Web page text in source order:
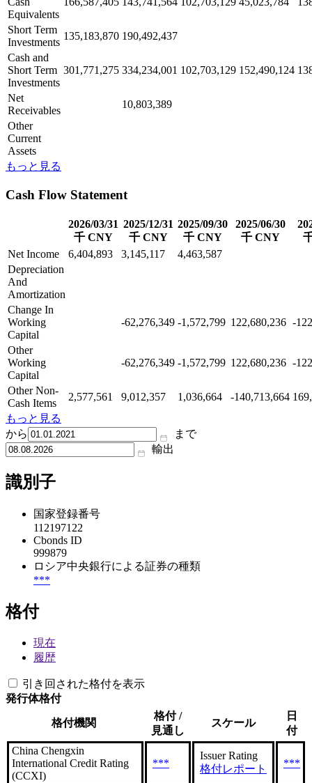
Equivalents
Short Term
Investments
135,183,870 190,492,437
Cash and
Short Term
Investments
301,771,275 334,234,001 102,703,129 152,490,124
Net
Receivables
10,803,389
Other
Current
Assets
もっと見る
Cash Flow Statement
2026/03/31
千 CNY
2025/12/31
千 CNY
2025/09/30
千 CNY
2025/06/30
千 CNY
Net Income
6,404,893 3,145,117
4,463,587
Depreciation
And
Amortization
Change In
Working
Capital
-62,276,349 -1,572,799 122,680,236 -
Other
Working
Capital
-62,276,349 -1,572,799 122,680,236 -
Other Non-
Cash Items
2,577,561 9,012,357 1,036,664 -140,713,664
もっと見る
から
まで
輸出
識別子
国家登録番号
112197122
Cbonds ID
999879
ロシア中央銀行による証券の種類
***
格付
現在
履歴
引き回された格付を表示
発行体格付
格付機関
格付 /
見通し
スケール
日
付
China Chengxin
International Credit Rating
(CCXI)
***
Issuer Rating
格付レポート
***